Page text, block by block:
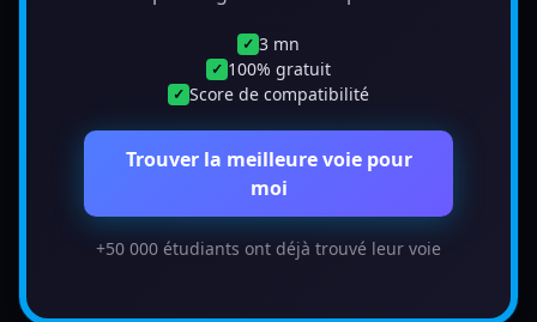
✓ 3 mn
✓ 100% gratuit
✓ Score de compatibilité
Trouver la meilleure voie pour
moi
+50 000 étudiants ont déjà trouvé leur voie